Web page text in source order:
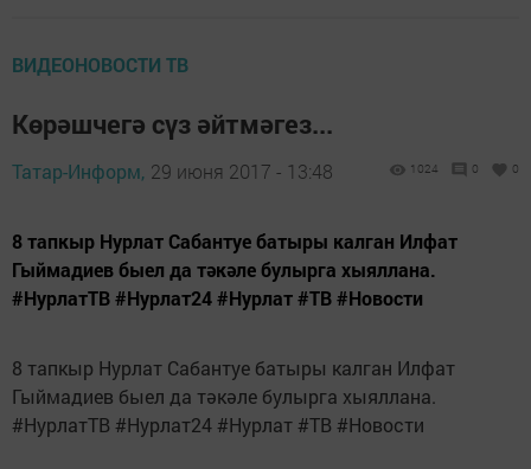
ВИДЕОНОВОСТИ ТВ
Көрәшчегә сүз әйтмәгез...
Татар-Информ, 29 июня 2017 - 13:48 1024 0 0
8 тапкыр Нурлат Сабантуе батыры калган Илфат
Гыймадиев быел да тәкәле булырга хыяллана.
#НурлатТВ #Нурлат24 #Нурлат #ТВ #Новости
8 тапкыр Нурлат Сабантуе батыры калган Илфат
Гыймадиев быел да тәкәле булырга хыяллана.
#НурлатТВ #Нурлат24 #Нурлат #ТВ #Новости